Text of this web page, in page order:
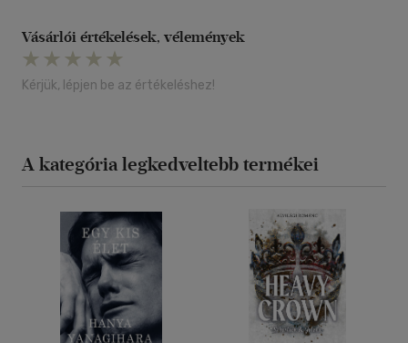
Vásárlói értékelések, vélemények
Kérjük, lépjen be az értékeléshez!
A kategória legkedveltebb termékei